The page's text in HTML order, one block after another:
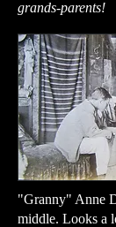
grands-parents!
"Granny" Anne
middle. Looks a